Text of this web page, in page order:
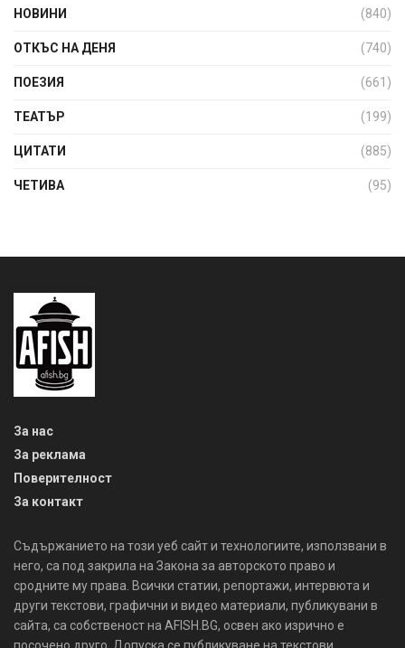
НОВИНИ (840)
ОТКЪС НА ДЕНЯ (740)
ПОЕЗИЯ (661)
ТЕАТЪР (199)
ЦИТАТИ (885)
ЧЕТИВА (95)
За нас
За реклама
Поверителност
За контакт
Съдържанието на този уеб сайт и технологиите, използвани в
него, са под закрила на Закона за авторското право и
сродните му права. Всички статии, репортажи, интервюта и
други текстови, графични и видео материали, публикувани в
сайта, са собственост на AFISH.BG, освен ако изрично е
посочено друго. Допуска се публикуване на текстови